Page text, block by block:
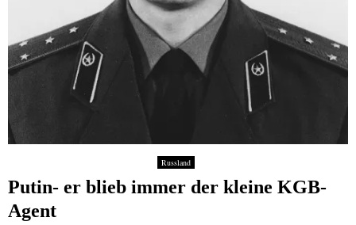
Russland
Putin- er blieb immer der kleine KGB-
Agent